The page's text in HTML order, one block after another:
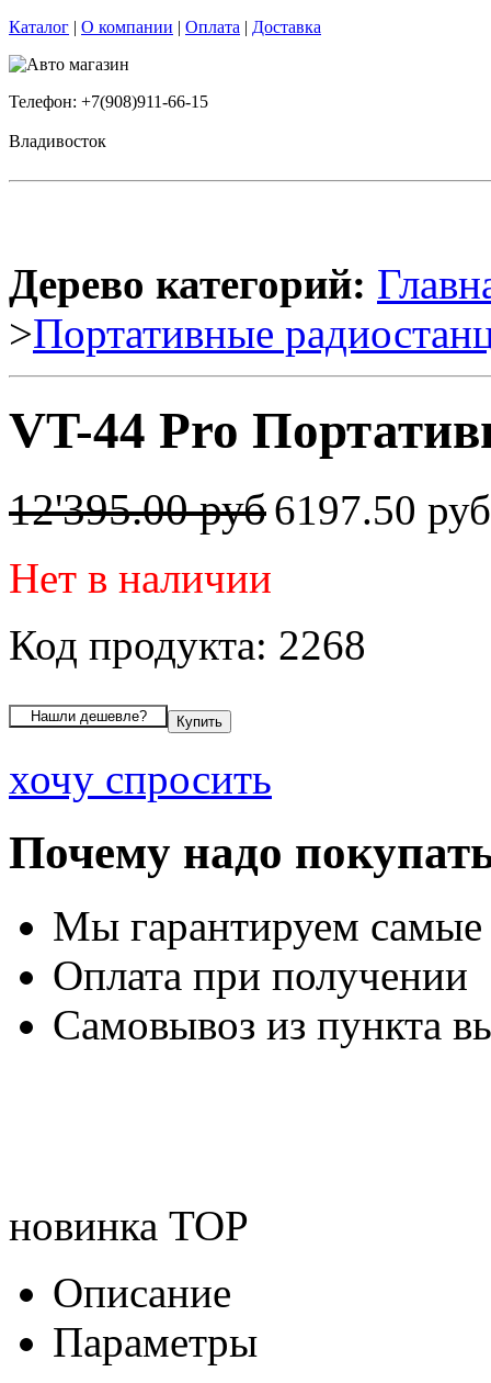
Каталог | О компании | Оплата | Доставка
Телефон: +7(908)911-66-15
Владивосток
Дерево категорий:
>Портативные
VT-44 Pro
12'395.00 руб6197.50
Нет в наличии
Код продукта: 2268
хочу спросить
Почему надо
Мы гарантируем
Оплата при получении
Самовывоз из пункта
новинка TOP
Описание
Параметры